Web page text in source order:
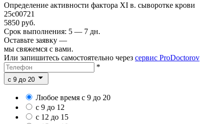
Определение активности фактора XI в. сыворотке крови
25c00721
5850 руб.
Срок выполнения: 5 — 7 дн.
Оставьте заявку —
мы свяжемся с вами.
Или запишитесь самостоятельно через сервис ProDoctorov
*
c 9 до 20
Любое время с 9 до 20
с 9 до 12
с 12 до 15